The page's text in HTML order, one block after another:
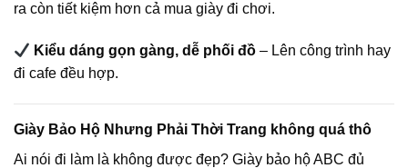
ra còn tiết kiệm hơn cả mua giày đi chơi.
Kiểu dáng gọn gàng, dễ phối đồ – Lên công trình hay
đi cafe đều hợp.
Giày Bảo Hộ Nhưng Phải Thời Trang không quá thô
Ai nói đi làm là không được đẹp? Giày bảo hộ ABC đủ